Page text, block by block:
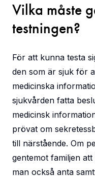
Vilka måste
testningen?
För att kunna testa
den som är sjuk för
medicinska
sjukvården fatta
medicinsk
prövat om
till närstående. Om
gentemot familjen
man också anta